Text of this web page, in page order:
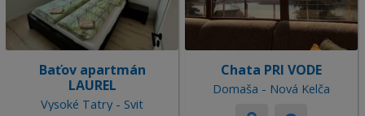
Baťov apartmán
LAUREL
Vysoké Tatry - Svit
Chata PRI VODE
Domaša - Nová Kelča